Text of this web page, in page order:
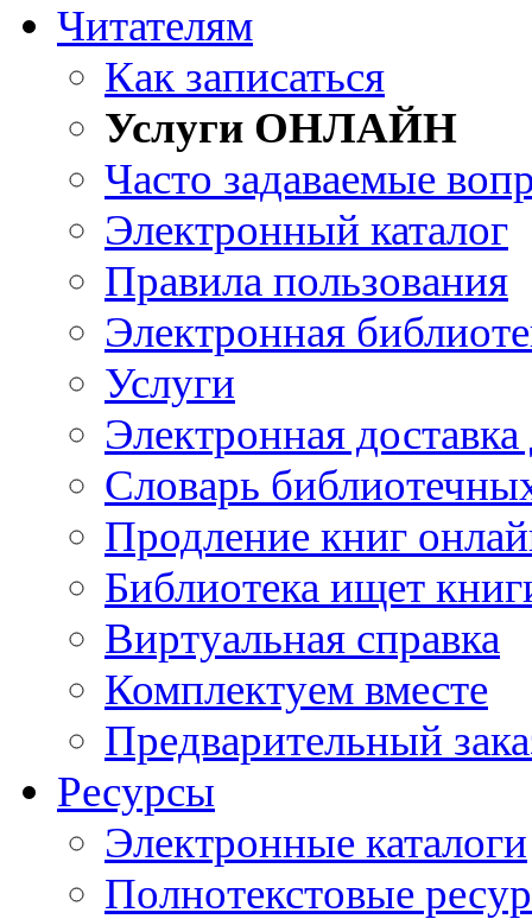
Читателям
Как записаться
Услуги ОНЛАЙН
Часто задаваемые
Электронный каталог
Правила пользования
Электронная
Услуги
Электронная
Словарь
Продление книг
Библиотека ищет
Виртуальная справка
Комплектуем вместе
Предварительный
Ресурсы
Электронные каталоги
Полнотекстовые